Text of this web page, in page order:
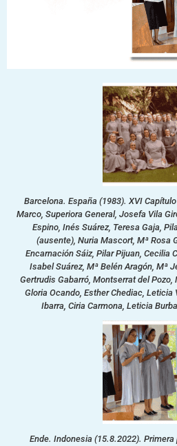
Barcelona. España (1983). XVI
Marco, Superiora General, Josefa Vila
Espino, Inés Suárez, Teresa Gaja,
(ausente), Nuria Mascort, Mª Rosa
Encarnación Sáiz, Pilar Pijuan, Cecilia
Isabel Suárez, Mª Belén Aragón, Mª
Gertrudis Gabarró, Montserrat del Pozo,
Gloria Ocando, Esther Chediac, Leticia
Ibarra, Ciria Carmona, Leticia
Ende. Indonesia (15.8.2022).